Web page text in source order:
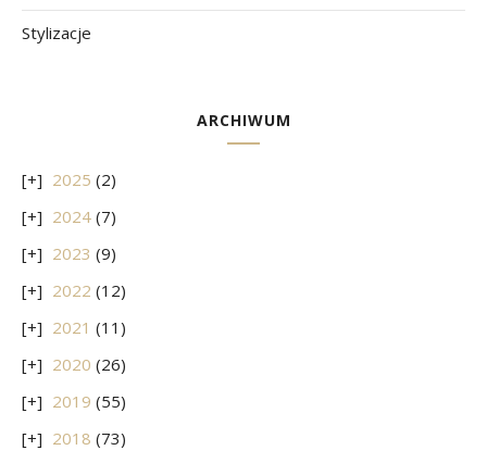
Stylizacje
ARCHIWUM
2025 (2)
2024 (7)
2023 (9)
2022 (12)
2021 (11)
2020 (26)
2019 (55)
2018 (73)